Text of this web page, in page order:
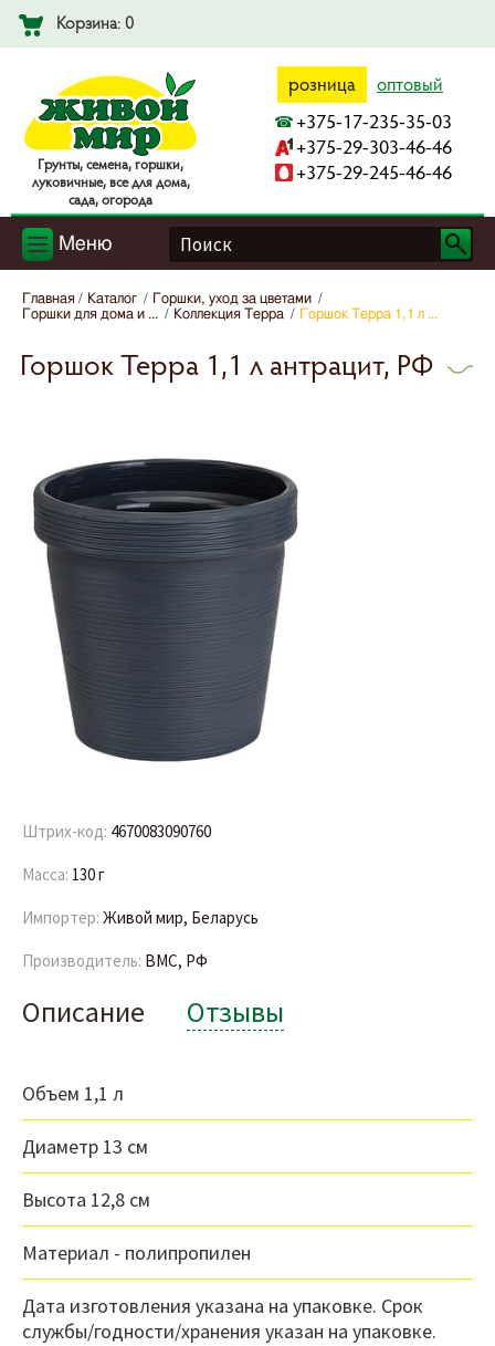
Корзина: 0
Гpyнты, ceмeнa, гopшки,
лyкoвичныe, вce для дoмa,
caдa, oгopoдa
розница оптовый
+375-17-235-35-03
+375-29-303-46-46
+375-29-245-46-46
Меню
Главная Каталог
Горшки, уход за цветами
Горшки для дома и ...
Коллекция Терра Горшок Терра 1,1 л ...
Горшок Терра 1,1 л антрацит, РФ
Штрих-код: 4670083090760
Масса: 130 г
Импортер: Живой мир, Беларусь
Производитель: BMC, РФ
Описание Отзывы
Объем 1,1 л
Диаметр 13 см
Высота 12,8 см
Материал - полипропилен
Дата изготовления указана на упаковке. Срок
службы/годности/хранения указан на упаковке.